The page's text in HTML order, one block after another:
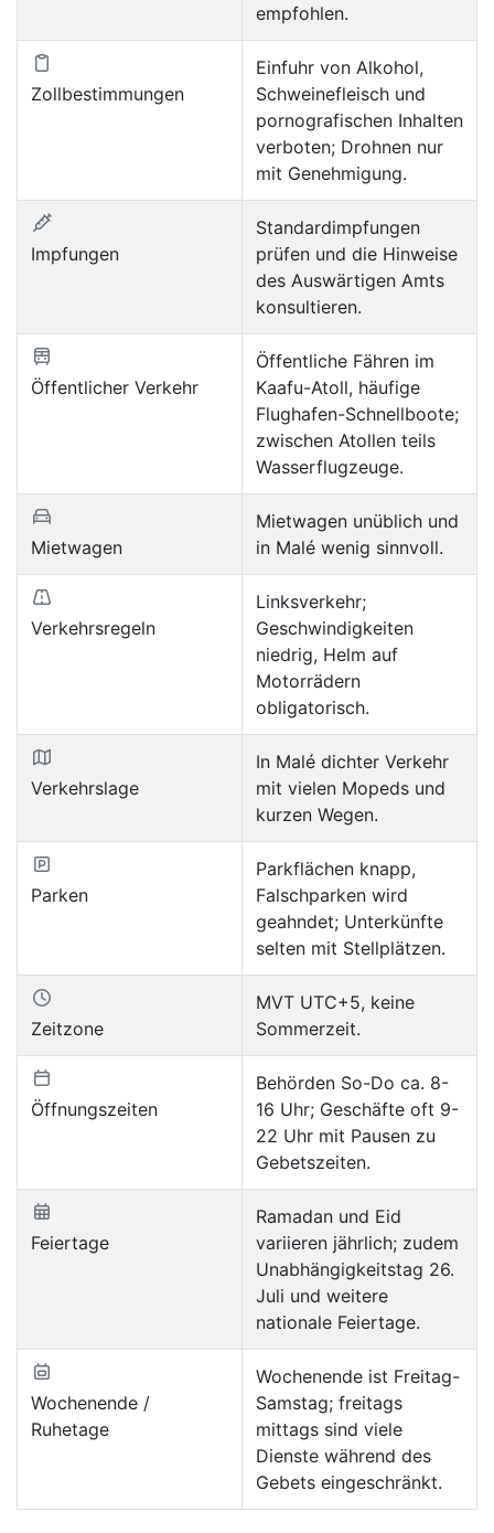
empfohlen.
Zollbestimmungen
Einfuhr von Alkohol,
Schweinefleisch und
pornografischen Inhalten
verboten; Drohnen nur
mit Genehmigung.
Impfungen
Standardimpfungen
prüfen und die Hinweise
des Auswärtigen Amts
konsultieren.
Öffentlicher Verkehr
Öffentliche Fähren im
Kaafu-Atoll, häufige
Flughafen-Schnellboote;
zwischen Atollen teils
Wasserflugzeuge.
Mietwagen
Mietwagen unüblich und
in Malé wenig sinnvoll.
Verkehrsregeln
Linksverkehr;
Geschwindigkeiten
niedrig, Helm auf
Motorrädern
obligatorisch.
Verkehrslage
In Malé dichter Verkehr
mit vielen Mopeds und
kurzen Wegen.
Parken
Parkflächen knapp,
Falschparken wird
geahndet; Unterkünfte
selten mit Stellplätzen.
Zeitzone
MVT UTC+5, keine
Sommerzeit.
Öffnungszeiten
Behörden So-Do ca. 8-
16 Uhr; Geschäfte oft 9-
22 Uhr mit Pausen zu
Gebetszeiten.
Feiertage
Ramadan und Eid
variieren jährlich; zudem
Unabhängigkeitstag 26.
Juli und weitere
nationale Feiertage.
Wochenende /
Ruhetage
Wochenende ist Freitag-
Samstag; freitags
mittags sind viele
Dienste während des
Gebets eingeschränkt.